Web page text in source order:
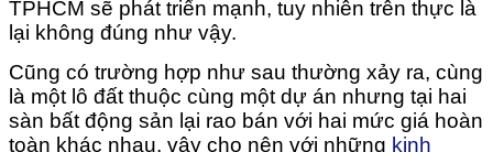
TPHCM sẽ phát triển mạnh, tuy nhiên trên thực là
lại không đúng như vậy.
Cũng có trường hợp như sau thường xảy ra, cùng
là một lô đất thuộc cùng một dự án nhưng tại hai
sàn bất động sản lại rao bán với hai mức giá hoàn
toàn khác nhau, vậy cho nên với những kinh